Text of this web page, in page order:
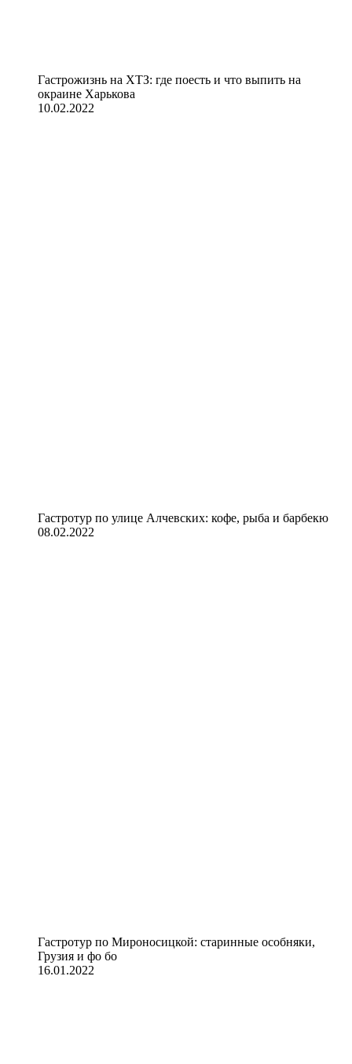
Гастрожизнь на ХТЗ: где поесть и что выпить на
окраине Харькова
10.02.2022
Гастротур по улице Алчевских: кофе, рыба и барбекю
08.02.2022
Гастротур по Мироносицкой: старинные особняки,
Грузия и фо бо
16.01.2022